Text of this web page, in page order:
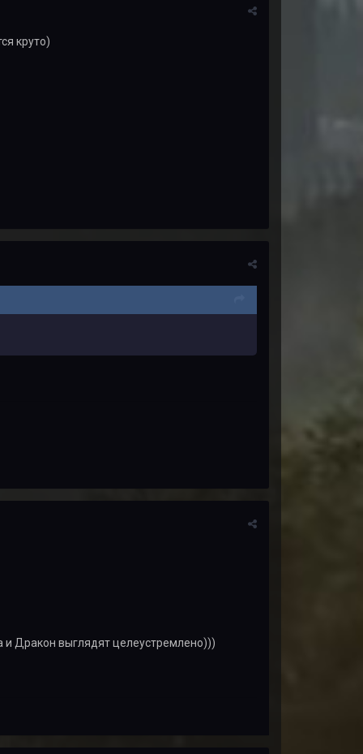
круто)
Дракон выглядят целеустремлено)))